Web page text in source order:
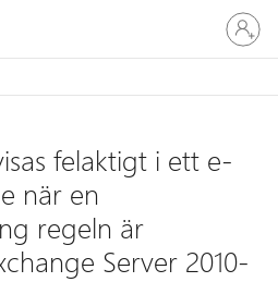
Logga
in
på
konto
felaktigt i ett e-
när en
regeln är
Server 2010-